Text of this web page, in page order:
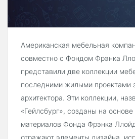
Американская мебельная
совместно с Фондом Фрэнка
представили две коллекции
последними жилыми проектами
архитектора. Эти коллекции,
«Гейлсбург», созданы на
материалов Фонда Фрэнка